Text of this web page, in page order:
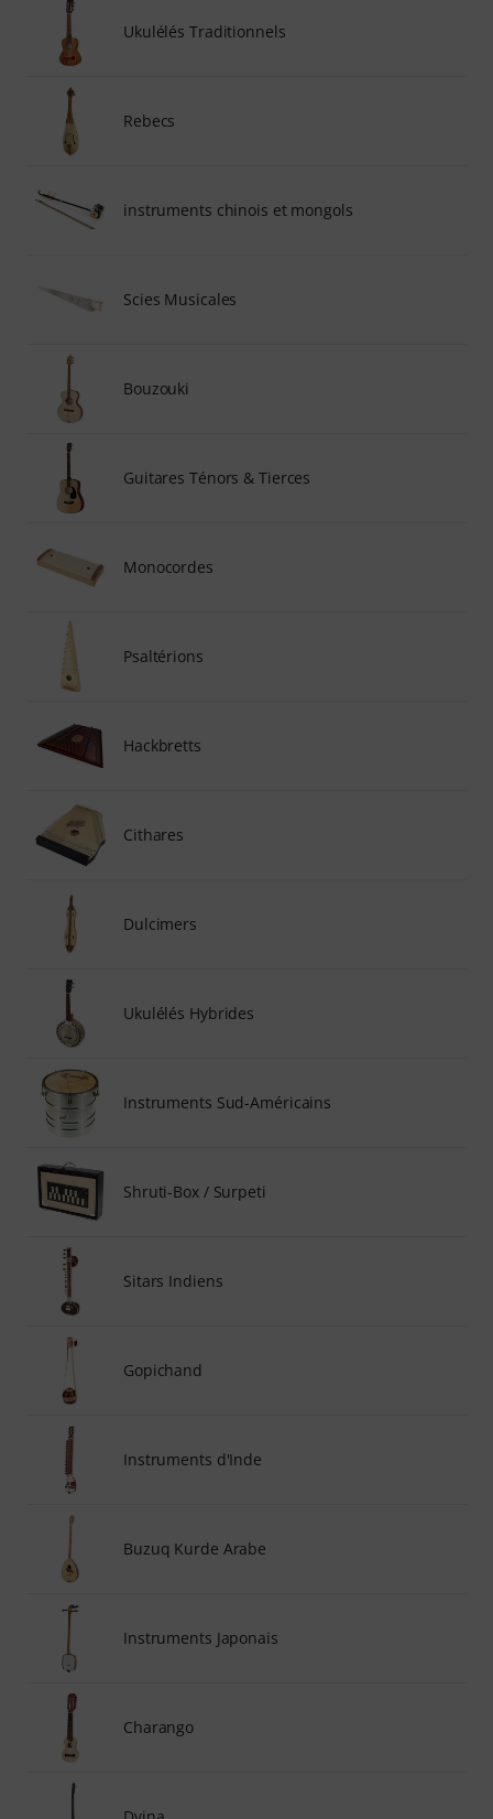
Ukulélés Traditionnels
Rebecs
instruments chinois et mongols
Scies Musicales
Bouzouki
Guitares Ténors & Tierces
Monocordes
Psaltérions
Hackbretts
Cithares
Dulcimers
Ukulélés Hybrides
Instruments Sud-Américains
Shruti-Box / Surpeti
Sitars Indiens
Gopichand
Instruments d'Inde
Buzuq Kurde Arabe
Instruments Japonais
Charango